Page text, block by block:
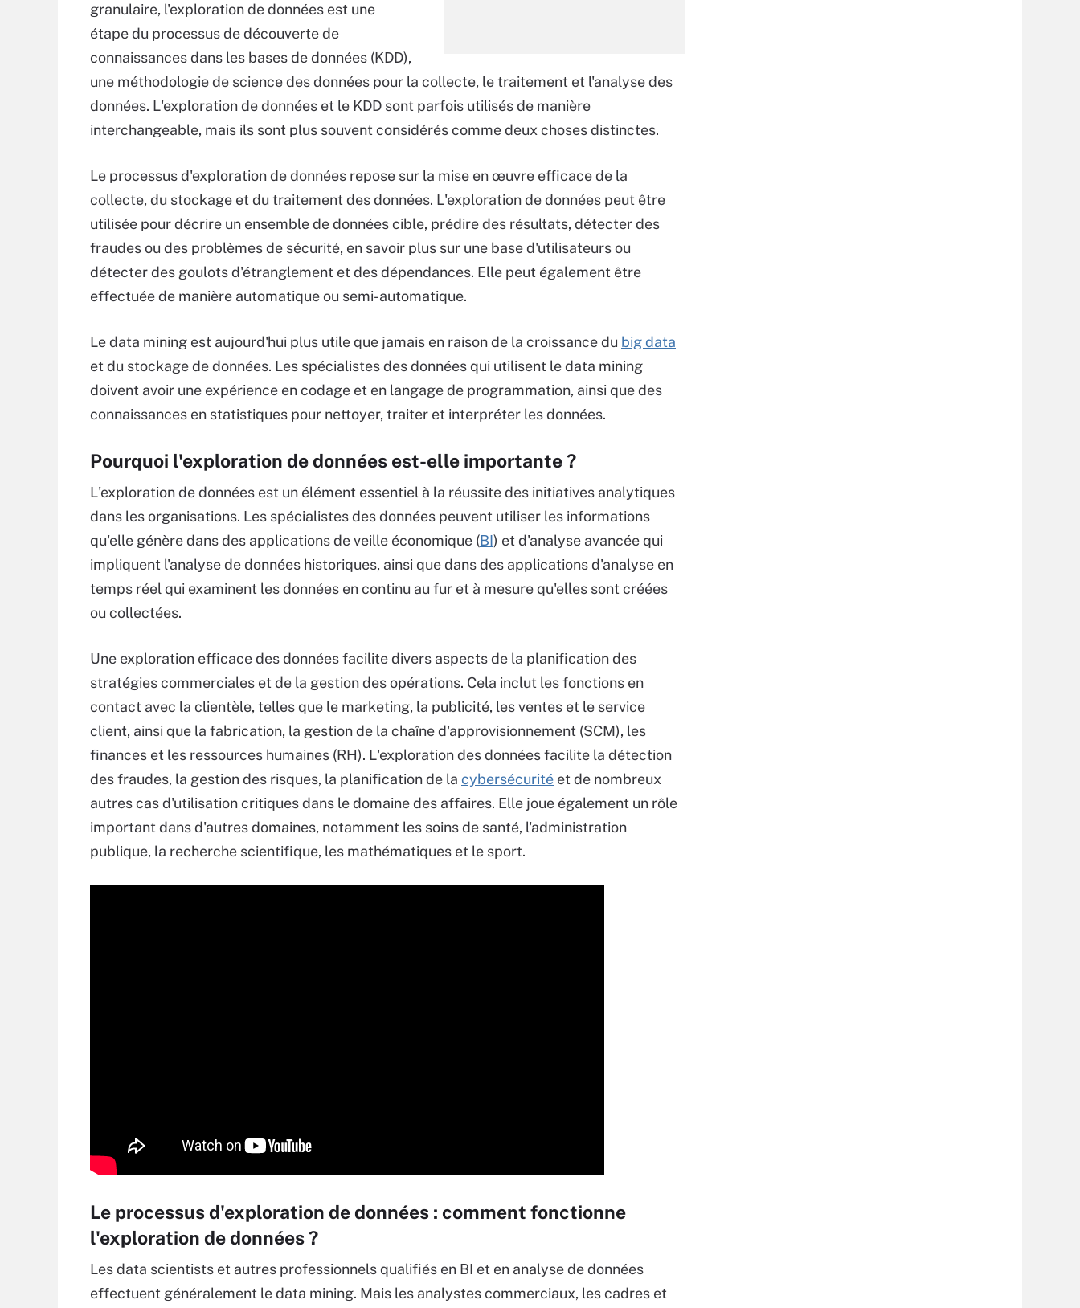
granulaire, l'exploration de données est une
étape du processus de découverte de
connaissances dans les bases de données (KDD),
une méthodologie de science des données pour la collecte, le traitement et l'analyse des
données. L'exploration de données et le KDD sont parfois utilisés de manière
interchangeable, mais ils sont plus souvent considérés comme deux choses distinctes.
Le processus d'exploration de données repose sur la mise en œuvre efficace de la
collecte, du stockage et du traitement des données. L'exploration de données peut être
utilisée pour décrire un ensemble de données cible, prédire des résultats, détecter des
fraudes ou des problèmes de sécurité, en savoir plus sur une base d'utilisateurs ou
détecter des goulots d'étranglement et des dépendances. Elle peut également être
effectuée de manière automatique ou semi-automatique.
Le data mining est aujourd'hui plus utile que jamais en raison de la croissance du big data
et du stockage de données. Les spécialistes des données qui utilisent le data mining
doivent avoir une expérience en codage et en langage de programmation, ainsi que des
connaissances en statistiques pour nettoyer, traiter et interpréter les données.
Pourquoi l'exploration de données est-elle importante ?
L'exploration de données est un élément essentiel à la réussite des initiatives analytiques
dans les organisations. Les spécialistes des données peuvent utiliser les informations
qu'elle génère dans des applications de veille économique (BI) et d'analyse avancée qui
impliquent l'analyse de données historiques, ainsi que dans des applications d'analyse en
temps réel qui examinent les données en continu au fur et à mesure qu'elles sont créées
ou collectées.
Une exploration efficace des données facilite divers aspects de la planification des
stratégies commerciales et de la gestion des opérations. Cela inclut les fonctions en
contact avec la clientèle, telles que le marketing, la publicité, les ventes et le service
client, ainsi que la fabrication, la gestion de la chaîne d'approvisionnement (SCM), les
finances et les ressources humaines (RH). L'exploration des données facilite la détection
des fraudes, la gestion des risques, la planification de la cybersécurité et de nombreux
autres cas d'utilisation critiques dans le domaine des affaires. Elle joue également un rôle
important dans d'autres domaines, notamment les soins de santé, l'administration
publique, la recherche scientifique, les mathématiques et le sport.
Le processus d'exploration de données : comment fonctionne
l'exploration de données ?
Les data scientists et autres professionnels qualifiés en BI et en analyse de données
effectuent généralement le data mining. Mais les analystes commerciaux, les cadres et